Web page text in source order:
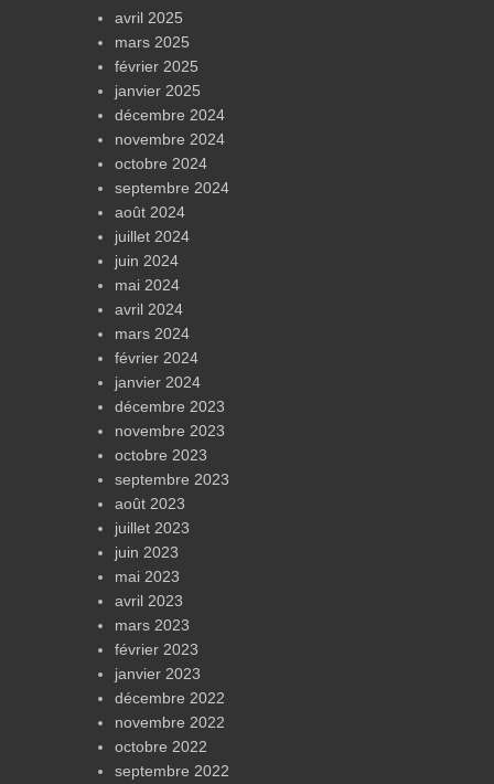
avril 2025
mars 2025
février 2025
janvier 2025
décembre 2024
novembre 2024
octobre 2024
septembre 2024
août 2024
juillet 2024
juin 2024
mai 2024
avril 2024
mars 2024
février 2024
janvier 2024
décembre 2023
novembre 2023
octobre 2023
septembre 2023
août 2023
juillet 2023
juin 2023
mai 2023
avril 2023
mars 2023
février 2023
janvier 2023
décembre 2022
novembre 2022
octobre 2022
septembre 2022